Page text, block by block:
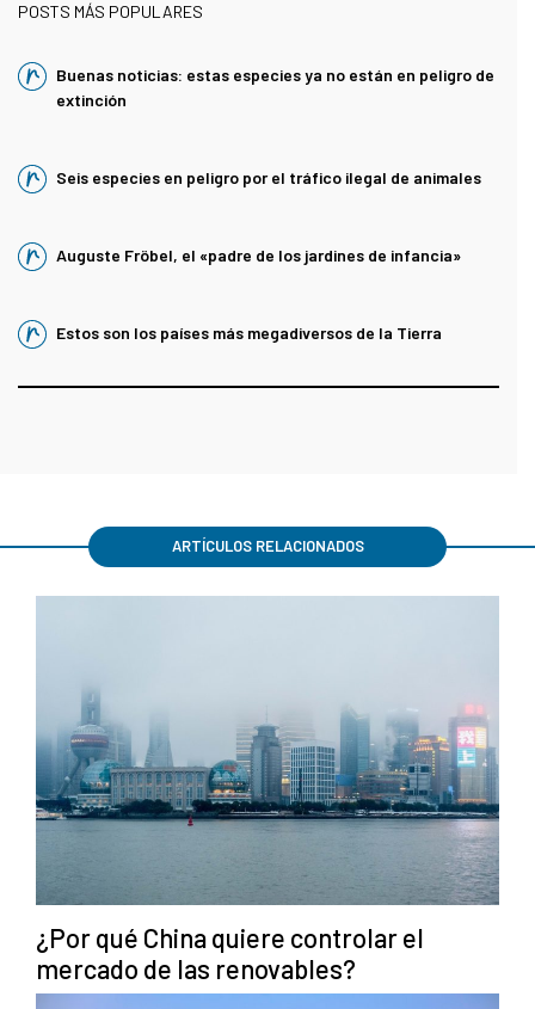
POSTS MÁS POPULARES
Buenas noticias: estas especies ya no están en peligro de
extinción
Seis especies en peligro por el tráfico ilegal de animales
Auguste Fröbel, el «padre de los jardines de infancia»
Estos son los países más megadiversos de la Tierra
ARTÍCULOS RELACIONADOS
¿Por qué China quiere controlar el
mercado de las renovables?